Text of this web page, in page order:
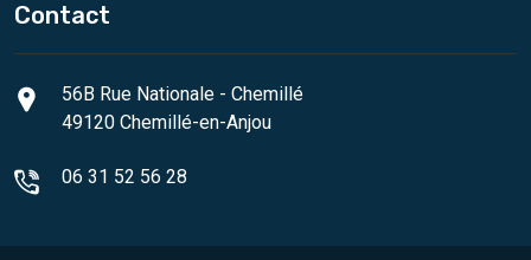
Contact
56B Rue Nationale - Chemillé
49120 Chemillé-en-Anjou
06 31 52 56 28